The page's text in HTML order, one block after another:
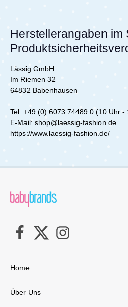
Herstellerangaben im
Lässig GmbH
Im Riemen 32
64832 Babenhausen
Tel. +49 (0) 6073 74489 0 (10 Uhr -
E-Mail: shop@laessig-fashion.de
https://www.laessig-fashion.de/
Home
Über Uns